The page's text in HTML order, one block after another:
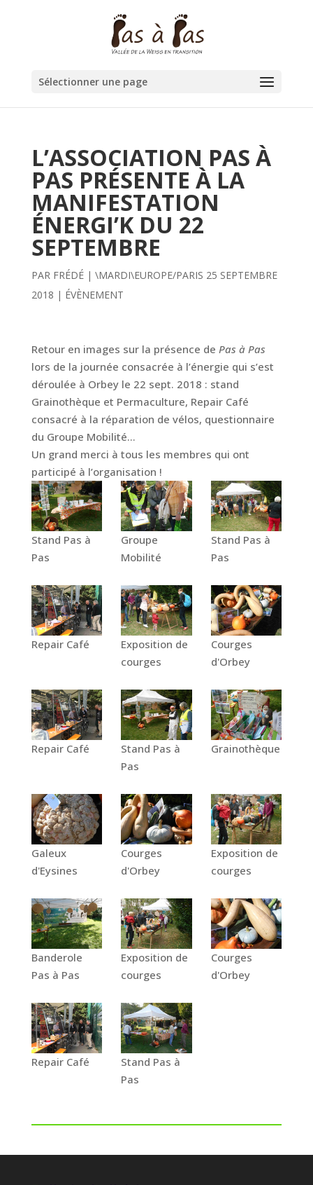
Sélectionner une page
L’ASSOCIATION PAS À
PAS PRÉSENTE À LA
MANIFESTATION
ÉNERGI’K DU 22
SEPTEMBRE
PAR FRÉDÉ| \MARDI\EUROPE/PARIS 25 SEPTEMBRE
2018 | ÉVÈNEMENT
Retour en images sur la présence de Pas à Pas
lors de la journée consacrée à l’énergie qui s’est
déroulée à Orbey le 22 sept. 2018 : stand
Grainothèque et Permaculture, Repair Café
consacré à la réparation de vélos, questionnaire
du Groupe Mobilité…
Un grand merci à tous les membres qui ont
participé à l’organisation !
Stand Pas à
Pas
Groupe
Mobilité
Stand Pas à
Pas
Repair Café
Exposition de
courges
Courges
d'Orbey
Repair Café
Stand Pas à
Pas
Grainothèque
Galeux
d'Eysines
Courges
d'Orbey
Exposition de
courges
Banderole
Pas à Pas
Exposition de
courges
Courges
d'Orbey
Repair Café
Stand Pas à
Pas